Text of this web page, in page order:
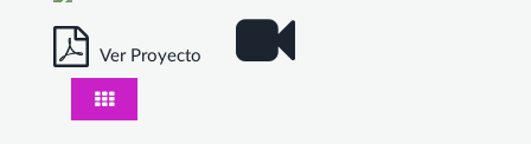
Ver Proyecto